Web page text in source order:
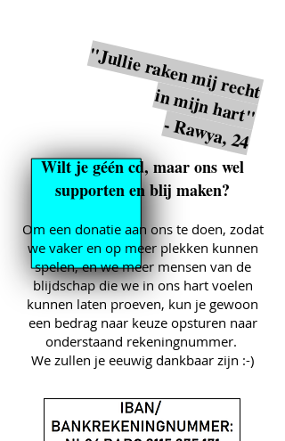
"Jullie raken mij recht
in mijn hart"
- Rawya, 24
Om een donatie aan ons te doen, zodat
we vaker en op meer plekken kunnen
spelen, en we meer mensen van de
blijdschap die we in ons hart voelen
kunnen laten proeven, kun je gewoon
een bedrag naar keuze opsturen naar
onderstaand rekeningnummer.
We zullen je eeuwig dankbaar zijn :-)
Wilt je géén cd, maar ons wel
supporten en blij maken?